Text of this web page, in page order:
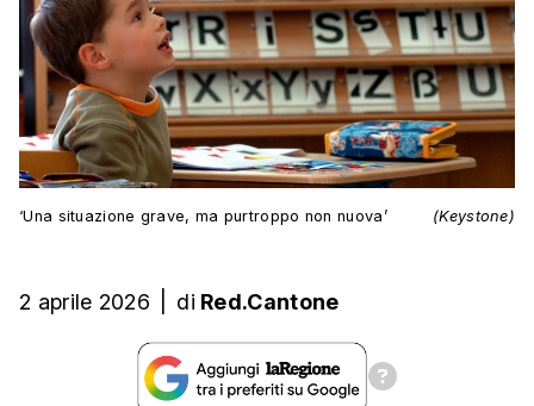
‘Una situazione grave, ma purtroppo non nuova’ (Keystone)
2 aprile 2026 di Red.Cantone